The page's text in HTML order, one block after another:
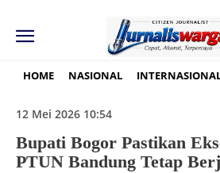
HOME NASIONAL
12 Mei 2026 10:54
Bupati Bogor Pastikan
PTUN Bandung Tetap